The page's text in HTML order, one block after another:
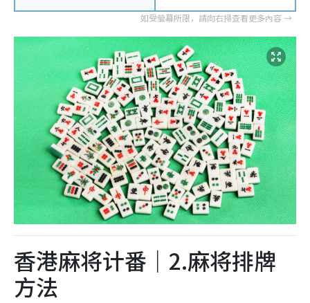
香港麻将计番｜2.麻将排牌
方法